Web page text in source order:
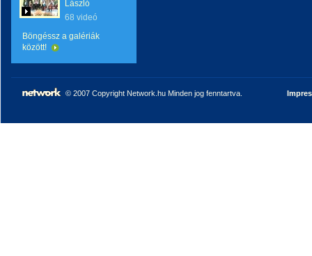
László
68 videó
Böngéssz a galériák
között!
© 2007 Copyright Network.hu Minden jog fenntartva.